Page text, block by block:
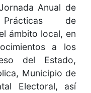
Anual de
de
ámbito local, en
a los
del Estado,
Municipio de
Electoral, así